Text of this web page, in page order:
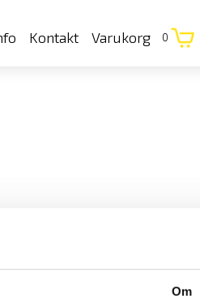
Om
Kontakt Varukorg 0